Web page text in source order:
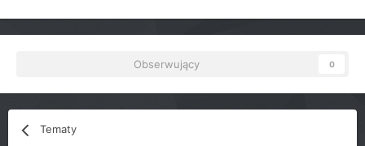
Obserwujący 0
Tematy